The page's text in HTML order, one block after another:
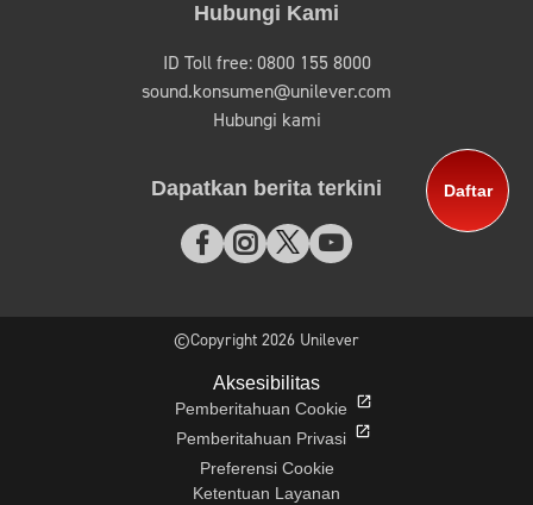
Daftar
Hubungi Kami
ID Toll free: 0800 155 8000
sound.konsumen@unilever.com
Hubungi kami
Dapatkan berita terkini
©Copyright 2026 Unilever
Aksesibilitas
Pemberitahuan Cookie
Pemberitahuan Privasi
Preferensi Cookie
Ketentuan Layanan